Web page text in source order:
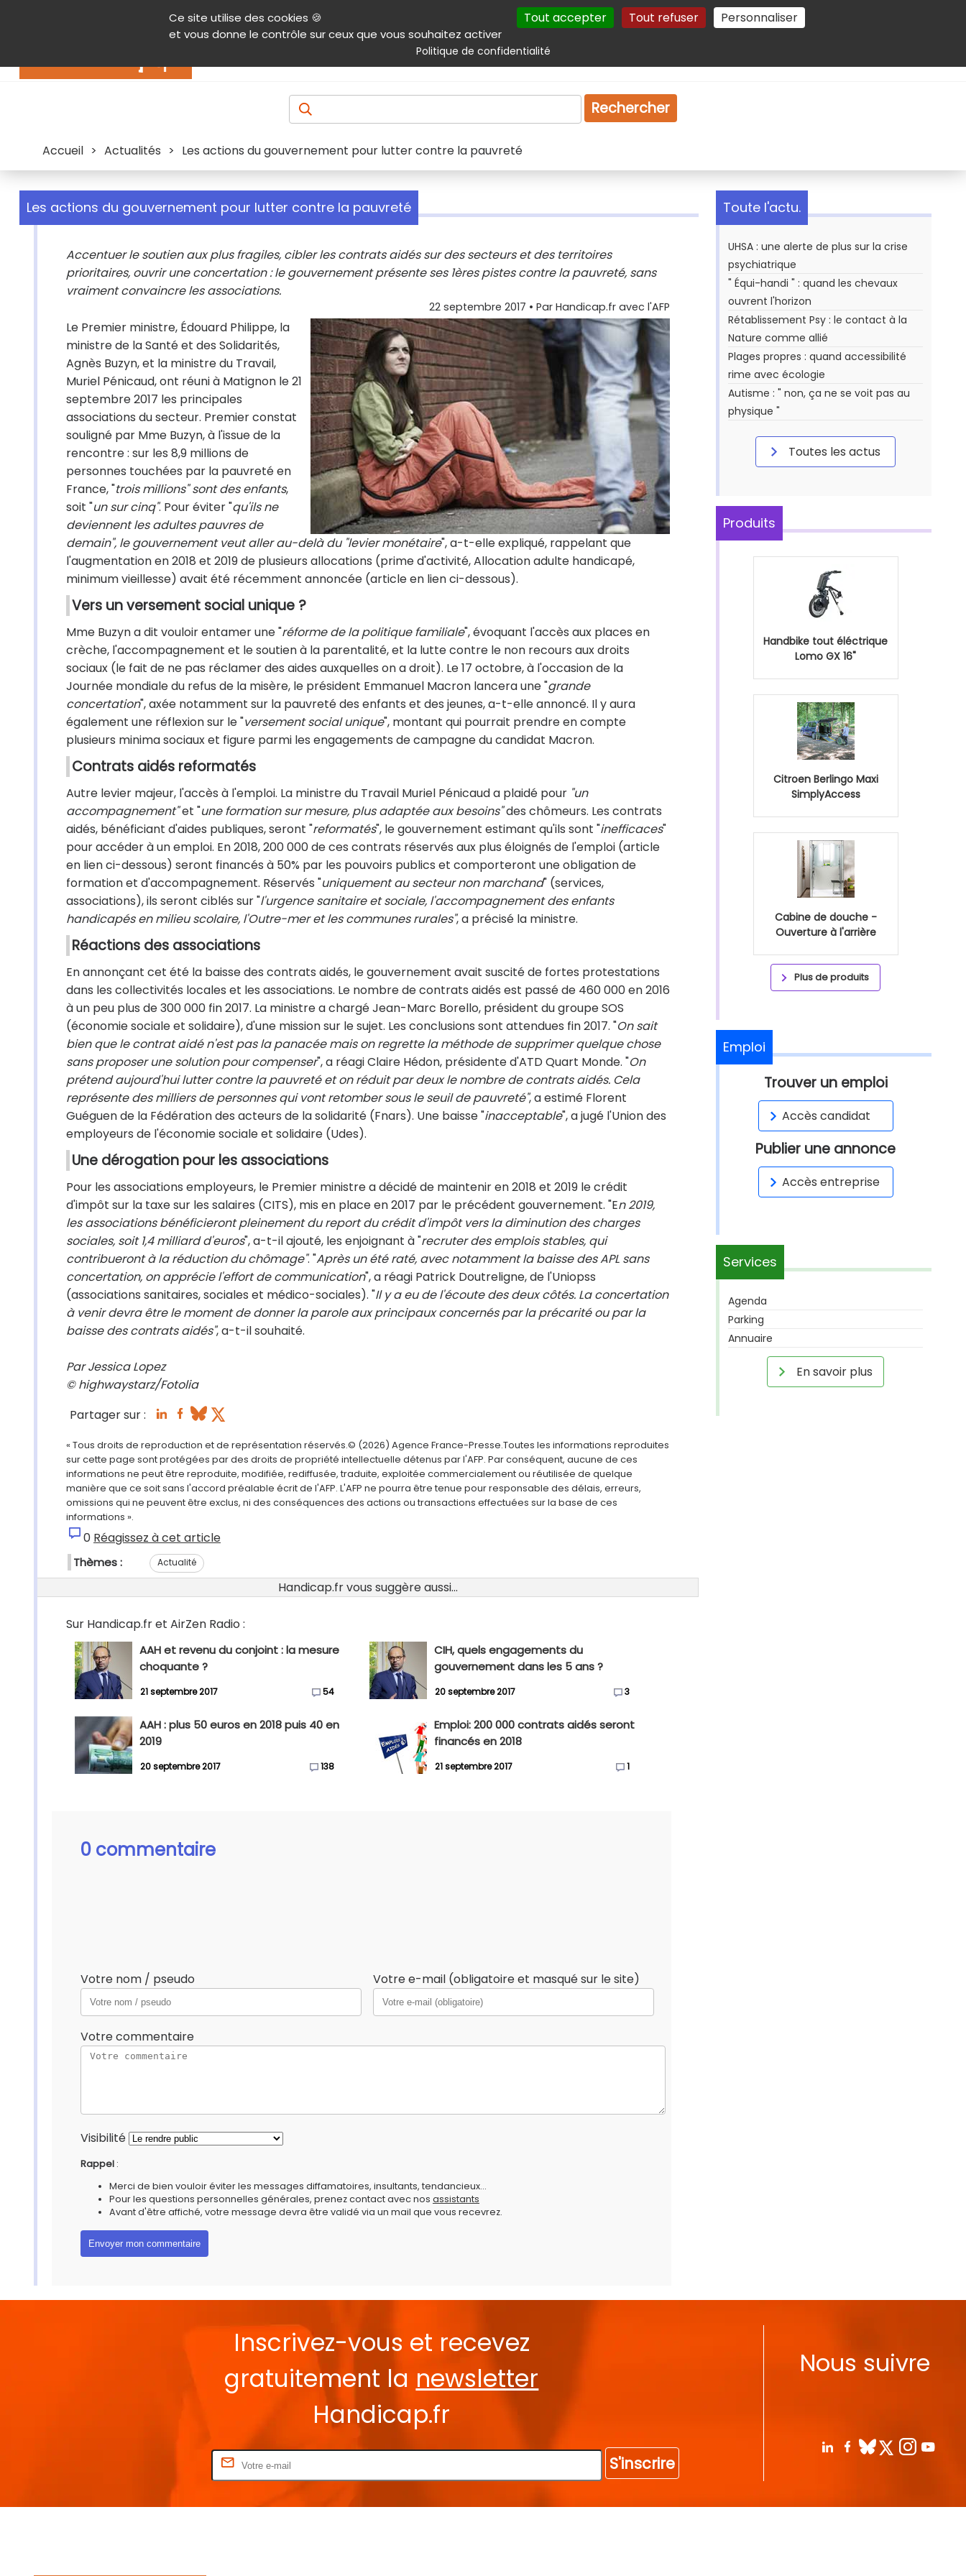
Ce site utilise des cookies 🍪
et vous donne le contrôle sur ceux que vous souhaitez activer
Tout accepter Tout refuser Personnaliser
Politique de confidentialité
Contenu Aide et accessibilité Menu principal Autres services Plan du site Gestion des cookies
Produits & services Emploi Droit
Rechercher
Accueil > Actualités > Les actions du gouvernement pour lutter contre la pauvreté
Les actions du gouvernement pour lutter contre la pauvreté
Accentuer le soutien aux plus fragiles, cibler les contrats aidés sur des secteurs et des territoires
prioritaires, ouvrir une concertation : le gouvernement présente ses 1ères pistes contre la pauvreté, sans
vraiment convaincre les associations.
22 septembre 2017 • Par Handicap.fr avec l'AFP
Le Premier ministre, Édouard Philippe, la
ministre de la Santé et des Solidarités,
Agnès Buzyn, et la ministre du Travail,
Muriel Pénicaud, ont réuni à Matignon le 21
septembre 2017 les principales
associations du secteur. Premier constat
souligné par Mme Buzyn, à l'issue de la
rencontre : sur les 8,9 millions de
personnes touchées par la pauvreté en
France, "trois millions" sont des enfants,
soit "un sur cinq". Pour éviter "qu'ils ne
deviennent les adultes pauvres de
demain", le gouvernement veut aller au-delà du "levier monétaire", a-t-elle expliqué, rappelant que
l'augmentation en 2018 et 2019 de plusieurs allocations (prime d'activité, Allocation adulte handicapé,
minimum vieillesse) avait été récemment annoncée (article en lien ci-dessous).
Vers un versement social unique ?
Mme Buzyn a dit vouloir entamer une "réforme de la politique familiale", évoquant l'accès aux places en
crèche, l'accompagnement et le soutien à la parentalité, et la lutte contre le non recours aux droits
sociaux (le fait de ne pas réclamer des aides auxquelles on a droit). Le 17 octobre, à l'occasion de la
Journée mondiale du refus de la misère, le président Emmanuel Macron lancera une "grande
concertation", axée notamment sur la pauvreté des enfants et des jeunes, a-t-elle annoncé. Il y aura
également une réflexion sur le "versement social unique", montant qui pourrait prendre en compte
plusieurs minima sociaux et figure parmi les engagements de campagne du candidat Macron.
Contrats aidés reformatés
Autre levier majeur, l'accès à l'emploi. La ministre du Travail Muriel Pénicaud a plaidé pour "un
accompagnement"et "une formation sur mesure, plus adaptée aux besoins"des chômeurs. Les contrats
aidés, bénéficiant d'aides publiques, seront "reformatés", le gouvernement estimant qu'ils sont "inefficaces"
pour accéder à un emploi. En 2018, 200 000 de ces contrats réservés aux plus éloignés de l'emploi (article
en lien ci-dessous) seront financés à 50% par les pouvoirs publics et comporteront une obligation de
formation et d'accompagnement. Réservés "uniquement au secteur non marchand" (services,
associations), ils seront ciblés sur "l'urgence sanitaire et sociale, l'accompagnement des enfants
handicapés en milieu scolaire, l'Outre-mer et les communes rurales", a précisé la ministre.
Réactions des associations
En annonçant cet été la baisse des contrats aidés, le gouvernement avait suscité de fortes protestations
dans les collectivités locales et les associations. Le nombre de contrats aidés est passé de 460 000 en 2016
à un peu plus de 300 000 fin 2017. La ministre a chargé Jean-Marc Borello, président du groupe SOS
(économie sociale et solidaire), d'une mission sur le sujet. Les conclusions sont attendues fin 2017. "On sait
bien que le contrat aidé n'est pas la panacée mais on regrette la méthode de supprimer quelque chose
sans proposer une solution pour compenser", a réagi Claire Hédon, présidente d'ATD Quart Monde. "On
prétend aujourd'hui lutter contre la pauvreté et on réduit par deux le nombre de contrats aidés. Cela
représente des milliers de personnes qui vont retomber sous le seuil de pauvreté", a estimé Florent
Guéguen de la Fédération des acteurs de la solidarité (Fnars). Une baisse "inacceptable", a jugé l'Union des
employeurs de l'économie sociale et solidaire (Udes).
Une dérogation pour les associations
Pour les associations employeurs, le Premier ministre a décidé de maintenir en 2018 et 2019 le crédit
d'impôt sur la taxe sur les salaires (CITS), mis en place en 2017 par le précédent gouvernement. "En 2019,
les associations bénéficieront pleinement du report du crédit d'impôt vers la diminution des charges
sociales, soit 1,4 milliard d'euros", a-t-il ajouté, les enjoignant à "recruter des emplois stables, qui
contribueront à la réduction du chômage". "Après un été raté, avec notamment la baisse des APL sans
concertation, on apprécie l'effort de communication", a réagi Patrick Doutreligne, de l'Uniopss
(associations sanitaires, sociales et médico-sociales). "Il y a eu de l'écoute des deux côtés. La concertation
à venir devra être le moment de donner la parole aux principaux concernés par la précarité ou par la
baisse des contrats aidés", a-t-il souhaité.
Par Jessica Lopez
© highwaystarz/Fotolia
Partager sur :
« Tous droits de reproduction et de représentation réservés.© (2026) Agence France-Presse.Toutes les informations reproduites
sur cette page sont protégées par des droits de propriété intellectuelle détenus par l'AFP. Par conséquent, aucune de ces
informations ne peut être reproduite, modifiée, rediffusée, traduite, exploitée commercialement ou réutilisée de quelque
manière que ce soit sans l'accord préalable écrit de l'AFP. L'AFP ne pourra être tenue pour responsable des délais, erreurs,
omissions qui ne peuvent être exclus, ni des conséquences des actions ou transactions effectuées sur la base de ces
informations ».
0 Réagissez à cet article
Thèmes : Actualité
Handicap.fr vous suggère aussi...
Sur Handicap.fr et AirZen Radio :
AAH et revenu du conjoint : la mesure
choquante ?
21 septembre 2017 54
CIH, quels engagements du
gouvernement dans les 5 ans ?
20 septembre 2017 3
AAH : plus 50 euros en 2018 puis 40 en
2019
20 septembre 2017 138
Emploi: 200 000 contrats aidés seront
financés en 2018
21 septembre 2017 1
0 commentaire
Votre nom / pseudo Votre e-mail (obligatoire et masqué sur le site)
Votre commentaire
Visibilité
Rappel :
Merci de bien vouloir éviter les messages diffamatoires, insultants, tendancieux...
Pour les questions personnelles générales, prenez contact avec nos assistants
Avant d'être affiché, votre message devra être validé via un mail que vous recevrez.
Toute l'actu.
UHSA : une alerte de plus sur la crise
psychiatrique
" Équi-handi " : quand les chevaux
ouvrent l'horizon
Rétablissement Psy : le contact à la
Nature comme allié
Plages propres : quand accessibilité
rime avec écologie
Autisme : " non, ça ne se voit pas au
physique "
Toutes les actus
Produits
Handbike tout éléctrique
Lomo GX 16"
Citroen Berlingo Maxi
SimplyAccess
Cabine de douche -
Ouverture à l'arrière
Plus de produits
Emploi
Trouver un emploi
Accès candidat
Publier une annonce
Accès entreprise
Services
Agenda
Parking
Annuaire
En savoir plus
Inscrivez-vous et recevez
gratuitement la newsletter
Handicap.fr
S'inscrire
Nous suivre